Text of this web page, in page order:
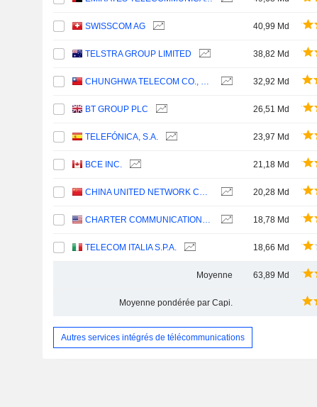
SWISSCOM AG 40,99 Md
TELSTRA GROUP LIMITED 38,82 Md
CHUNGHWA TELECOM CO., LTD. 32,92 Md
BT GROUP PLC 26,51 Md
TELEFÓNICA, S.A. 23,97 Md
BCE INC. 21,18 Md
CHINA UNITED NETWORK COMMUNICATIONS LIMITED 20,28 Md
CHARTER COMMUNICATIONS, INC. 18,78 Md
TELECOM ITALIA S.P.A. 18,66 Md
Moyenne 63,89 Md
Moyenne pondérée par Capi.
Autres services intégrés de télécommunications